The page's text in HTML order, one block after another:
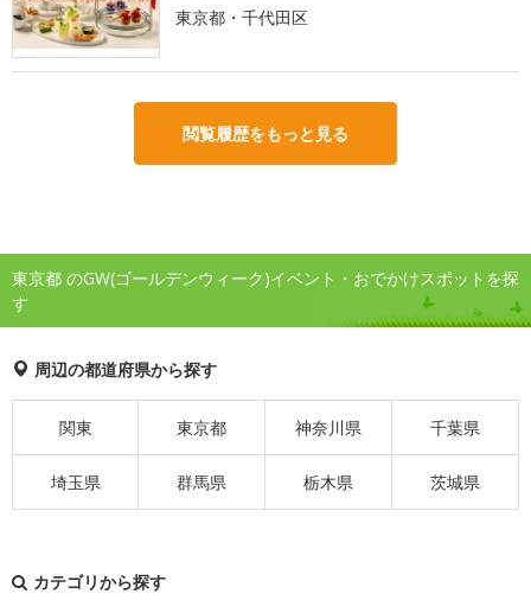
東京都・千代田区
閲覧履歴をもっと見る
東京都 のGW(ゴールデンウィーク)イベント・おでかけスポットを探
す
周辺の都道府県から探す
関東 東京都 神奈川県 千葉県
埼玉県 群馬県 栃木県 茨城県
カテゴリから探す